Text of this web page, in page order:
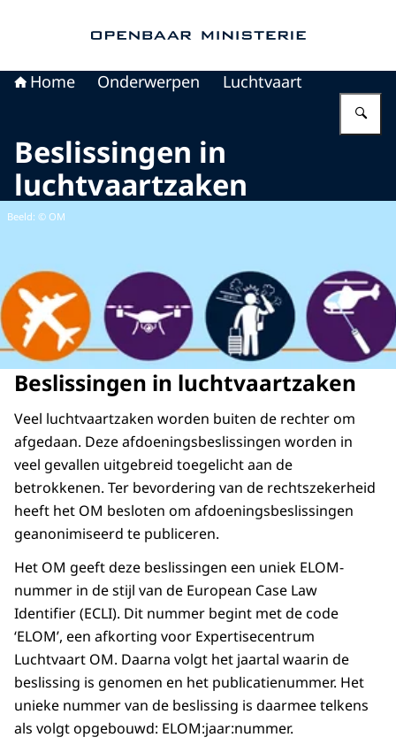
Home Onderwerpen Luchtvaart
Beslissingen in
luchtvaartzaken
Beeld: © OM
Beslissingen in luchtvaartzaken
Veel luchtvaartzaken worden buiten de rechter om
afgedaan. Deze afdoeningsbeslissingen worden in
veel gevallen uitgebreid toegelicht aan de
betrokkenen. Ter bevordering van de rechtszekerheid
heeft het OM besloten om afdoeningsbeslissingen
geanonimiseerd te publiceren.
Het OM geeft deze beslissingen een uniek ELOM-
nummer in de stijl van de European Case Law
Identifier (ECLI). Dit nummer begint met de code
‘ELOM’, een afkorting voor Expertisecentrum
Luchtvaart OM. Daarna volgt het jaartal waarin de
beslissing is genomen en het publicatienummer. Het
unieke nummer van de beslissing is daarmee telkens
als volgt opgebouwd: ELOM:jaar:nummer.